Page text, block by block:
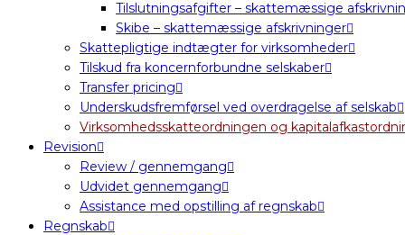
Tilslutningsafgifter – skattemæssige
Skibe – skattemæssige afskrivninger
Skattepligtige indtægter for virksomheder
Tilskud fra koncernforbundne selskaber
Transfer pricing
Underskudsfremførsel ved overdragelse af selskab
Virksomhedsskatteordningen og
Revision
Review / gennemgang
Udvidet gennemgang
Assistance med opstilling af regnskab
Regnskab